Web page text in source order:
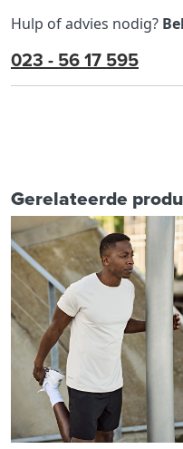
Hulp of advies nodig?
023 - 56 17 595
Gerelateerde